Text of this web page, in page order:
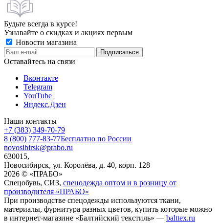
Будьте всегда в курсе!
Узнавайте о скидках и акциях первым
Новости магазина
Оставайтесь на связи
Вконтакте
Telegram
YouTube
Яндекс.Дзен
Наши контакты
+7 (383) 349-70-79
8 (800) 777-83-77Бесплатно по России
novosibirsk@prabo.ru
630015,
Новосибирск, ул. Королёва, д. 40, корп. 128
2026 © «ПРАБО»
Спецобувь, СИЗ, спецодежда оптом и в розницу от
производителя «ПРАБО»
При производстве спецодежды используются ткани,
материалы, фурнитура разных цветов, купить которые можно
в интернет-магазине «Балтийский текстиль» — balttex.ru